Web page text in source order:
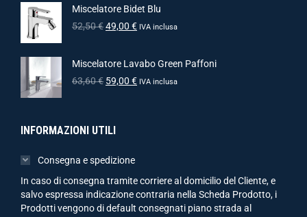
Miscelatore Bidet Blu
52,50€49,00 € IVA inclusa
Miscelatore Lavabo Green Paffoni
63,60€ 59,00 € IVA inclusa
INFORMAZIONI UTILI
Consegna e spedizione
In caso di consegna tramite corriere al domicilio del Cliente, e
salvo espressa indicazione contraria nella Scheda Prodotto, i
Prodotti vengono di default consegnati piano strada al